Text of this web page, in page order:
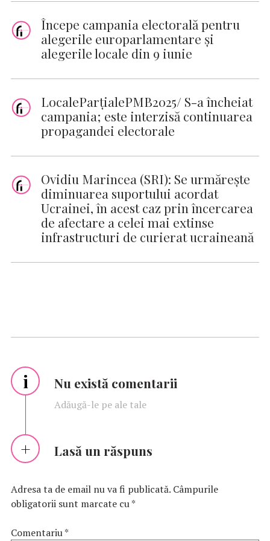
Începe campania electorală pentru
alegerile europarlamentare şi
alegerile locale din 9 iunie
LocaleParţialePMB2025/ S-a încheiat
campania; este interzisă continuarea
propagandei electorale
Ovidiu Marincea (SRI): Se urmăreşte
diminuarea suportului acordat
Ucrainei, în acest caz prin încercarea
de afectare a celei mai extinse
infrastructuri de curierat ucraineană
i Nu există comentarii
Adăugă-le pe ale tale
Lasă un răspuns
Adresa ta de email nu va fi publicată. Câmpurile
obligatorii sunt marcate cu*
Comentariu*